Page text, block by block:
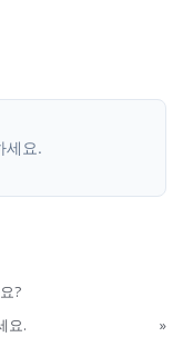
세요.
?
요.
»